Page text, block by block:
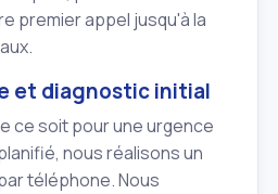
premier appel jusqu'à la
et diagnostic initial
ce soit pour une urgence
nous réalisons un
téléphone. Nous